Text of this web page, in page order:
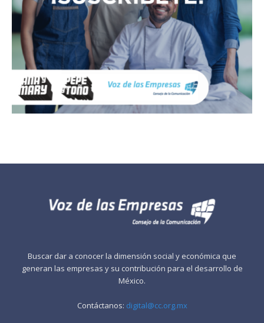
Buscar dar a conocer la dimensión social y económica que
generan las empresas y su contribución para el desarrollo de
México.
Contáctanos: digital@cc.org.mx